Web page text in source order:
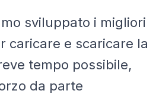
sviluppato i migliori
caricare e scaricare la
tempo possibile,
da parte